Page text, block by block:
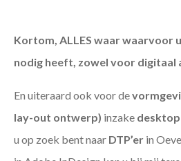
Kortom, ALLES waar waarvoor
nodig heeft, zowel voor digitaal
En uiteraard ook voor de
lay-out ontwerp) inzake
u op zoek bent naar DTP’er in